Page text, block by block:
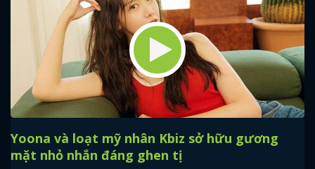
Yoona và loạt mỹ nhân Kbiz sở hữu gương
mặt nhỏ nhắn đáng ghen tị